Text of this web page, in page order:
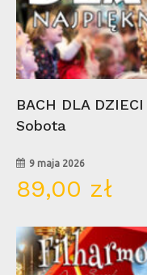
BACH DLA
Sobota
9 maja 2026
89,00 zł
16